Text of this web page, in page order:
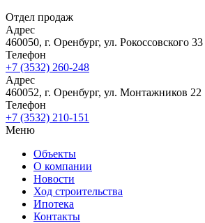
Отдел продаж
Адрес
460050, г. Оренбург, ул. Рокоссовского 33
Телефон
+7 (3532) 260-248
Адрес
460052, г. Оренбург, ул. Монтажников 22
Телефон
+7 (3532) 210-151
Меню
Объекты
О компании
Новости
Ход строительства
Ипотека
Контакты